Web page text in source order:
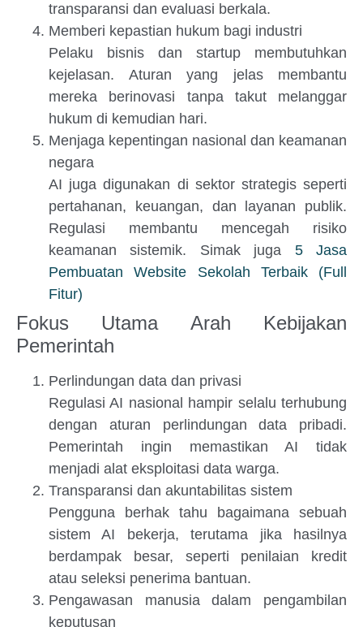
transparansi dan evaluasi berkala.
Memberi kepastian hukum bagi industri
Pelaku bisnis dan startup membutuhkan
kejelasan. Aturan yang jelas membantu
mereka berinovasi tanpa takut melanggar
hukum di kemudian hari.
Menjaga kepentingan nasional dan keamanan
negara
AI juga digunakan di sektor strategis seperti
pertahanan, keuangan, dan layanan publik.
Regulasi membantu mencegah risiko
keamanan sistemik. Simak juga 5 Jasa
Pembuatan Website Sekolah Terbaik (Full
Fitur)
Fokus Utama Arah Kebijakan
Pemerintah
Perlindungan data dan privasi
Regulasi AI nasional hampir selalu terhubung
dengan aturan perlindungan data pribadi.
Pemerintah ingin memastikan AI tidak
menjadi alat eksploitasi data warga.
Transparansi dan akuntabilitas sistem
Pengguna berhak tahu bagaimana sebuah
sistem AI bekerja, terutama jika hasilnya
berdampak besar, seperti penilaian kredit
atau seleksi penerima bantuan.
Pengawasan manusia dalam pengambilan
keputusan